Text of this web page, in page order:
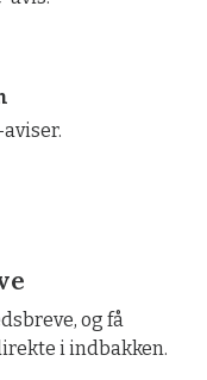
og få
i indbakken.